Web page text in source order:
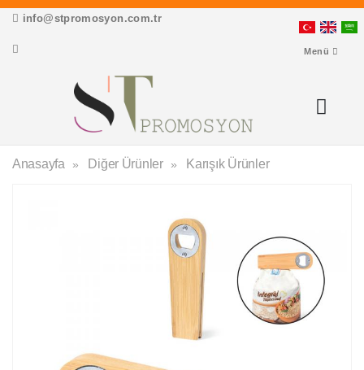
info@stpromosyon.com.tr
Menü
Anasayfa Diğer Ürünler Karışık Ürünler